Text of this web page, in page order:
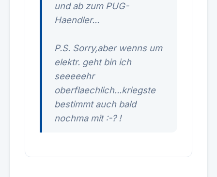
und ab zum PUG-
Haendler...
P.S. Sorry,aber wenns um
elektr. geht bin ich
seeeeehr
oberflaechlich...kriegste
bestimmt auch bald
nochma mit :-? !